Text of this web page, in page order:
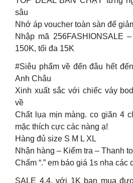
sâu
Nhớ áp voucher toàn sàn để
Nhập mã 256FASHIONSALE
150K, tối đa 15K
#Siêu phẩm về đến đâu hết
Anh Châu
Xinh xuất sắc với chiếc váy
về
Chất lụa mịn màng. co giãn 4
mặc thích cực các nàng ạ!
Hàng đủ size S M L XL
Nhận hàng – Kiểm tra – Thanh
Chấm “.” em báo giá 1s nha các
SALE 4.4, với 1K bạn mua